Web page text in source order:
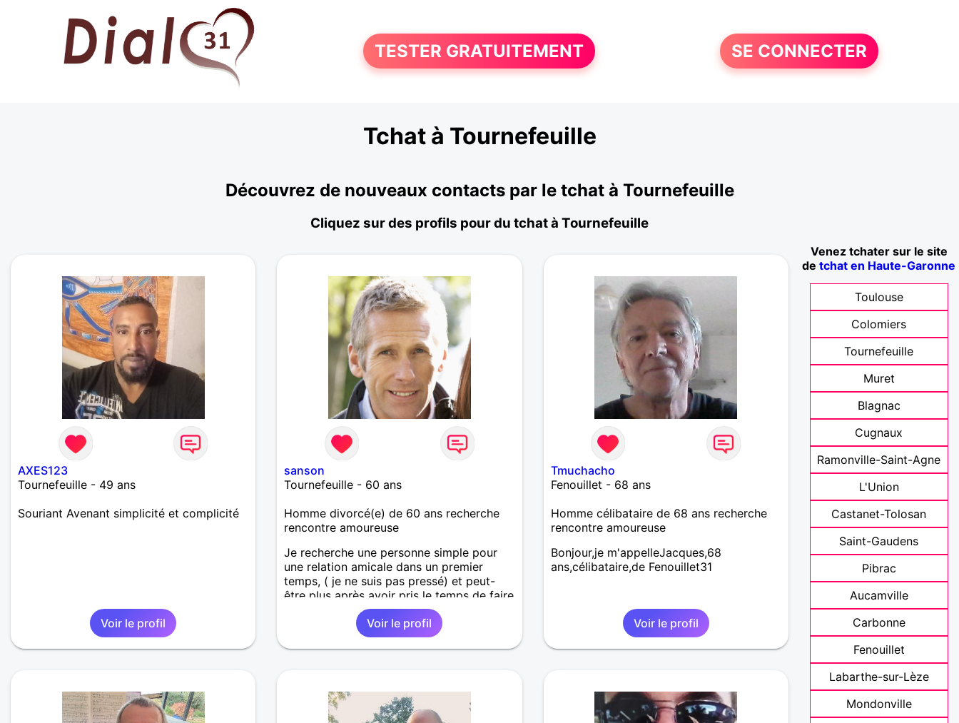
TESTER GRATUITEMENT SE CONNECTER
Tchat à Tournefeuille
Découvrez de nouveaux contacts par le tchat à Tournefeuille
Cliquez sur des profils pour du tchat à Tournefeuille
AXES123
Tournefeuille - 49 ans
Souriant Avenant simplicité et complicité
Voir le profil
sanson
Tournefeuille - 60 ans
Homme divorcé(e) de 60 ans recherche
rencontre amoureuse
Je recherche une personne simple pour
une relation amicale dans un premier
temps, ( je ne suis pas pressé) et peut-
être plus après avoir pris le temps de faire
plus ample connaissance. .
Voir le profil
Tmuchacho
Fenouillet - 68 ans
Homme célibataire de 68 ans recherche
rencontre amoureuse
Bonjour,je m'appelleJacques,68
ans,célibataire,de Fenouillet31
Voir le profil
Venez tchater sur le site
detchat en Haute-Garonne
Toulouse
Colomiers
Tournefeuille
Muret
Blagnac
Cugnaux
Ramonville-Saint-Agne
L'Union
Castanet-Tolosan
Saint-Gaudens
Pibrac
Aucamville
Carbonne
Fenouillet
Labarthe-sur-Lèze
Mondonville